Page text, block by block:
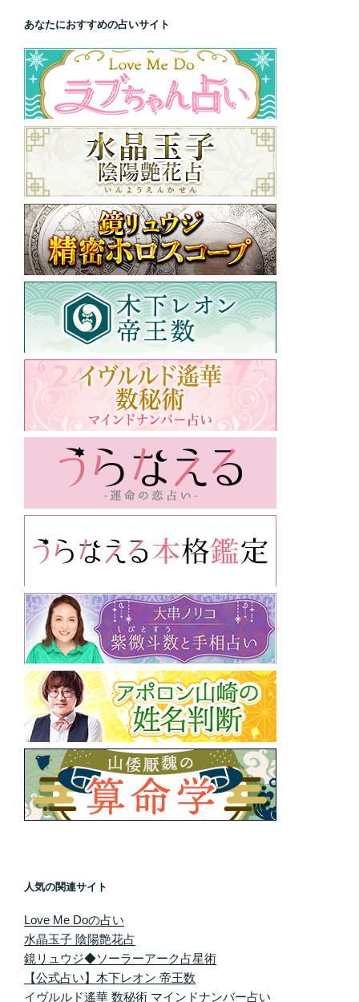
あなたにおすすめの占いサイト
人気の関連サイト
Love Me Doの占い
水晶玉子 陰陽艶花占
鏡リュウジ◆ソーラーアーク占星術
【公式占い】木下レオン 帝王数
イヴルルド遙華 数秘術 マインドナンバー占い